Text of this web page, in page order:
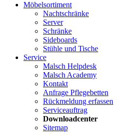
Möbelsortiment
Nachtschränke
Server
Schränke
Sideboards
Stühle und Tische
Service
Malsch Helpdesk
Malsch Academy
Kontakt
Anfrage Pflegebetten
Rückmeldung erfassen
Serviceauftrag
Downloadcenter
Sitemap